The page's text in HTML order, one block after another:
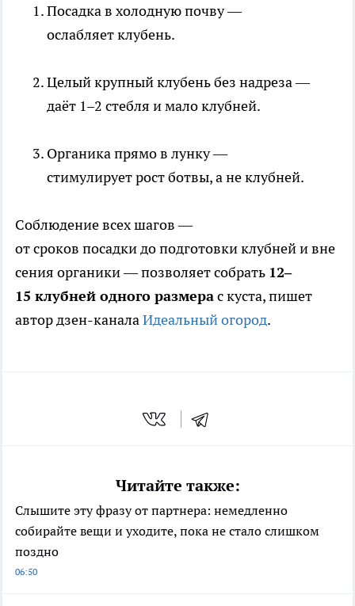
Посадка в холодную почву —
ослабляет клубень.
Целый крупный клубень без надреза —
даёт 1–2 стебля и мало клубней.
Органика прямо в лунку —
стимулирует рост ботвы, а не клубней.
Соблюдение всех шагов —
от сроков посадки до подготовки клубней и вне
сения органики — позволяет собрать 12–
15 клубней одного размерас куста, пишет
автор дзен-каналаИдеальный огород.
Читайте также:
Слышите эту фразу от партнера: немедленно
собирайте вещи и уходите, пока не стало слишком
поздно
06:50